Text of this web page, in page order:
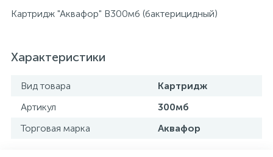
Картридж "Аквафор" В300мб (бактерицидный)
Характеристики
Вид товара
Картридж
Артикул
300мб
Торговая марка
Аквафор